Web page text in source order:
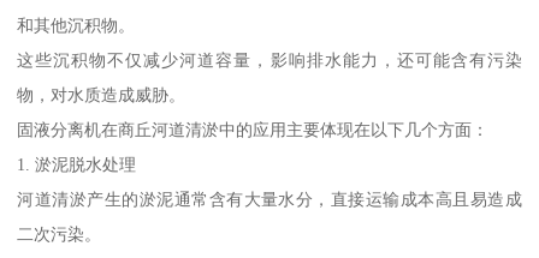
和其他沉积物。
这些沉积物不仅减少河道容量，影响排水能力，还可能含有污染
物，对水质造成威胁。
固液分离机在商丘河道清淤中的应用主要体现在以下几个方面：
1. 淤泥脱水处理
河道清淤产生的淤泥通常含有大量水分，直接运输成本高且易造成
二次污染。